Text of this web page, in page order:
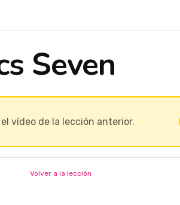
Seven
vídeo de la lección anterior.
Volver a la lección